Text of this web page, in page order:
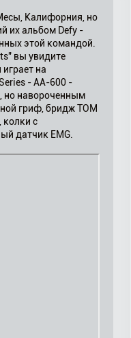
Калифорния, но
их альбом Defy -
этой командой.
вы увидите
на
- AA-600 -
но навороченным
гриф, бридж TOM
колки с
датчик EMG.